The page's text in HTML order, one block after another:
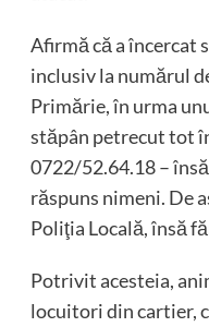
Afirmă că a încercat
inclusiv la numărul
Primărie, în urma
stăpân petrecut tot
0722/52.64.18 –
răspuns nimeni. De
Poliţia Locală, însă
Potrivit acesteia,
locuitori din cartier,